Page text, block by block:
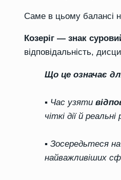
Саме в цьому балансі
Козеріг — знак
відповідальність,
Що це означає
▪️ Час узяти
чіткі дії й
▪️ Зосередьтеся
найважливіших